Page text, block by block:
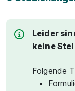
Leider
keine
Folgende